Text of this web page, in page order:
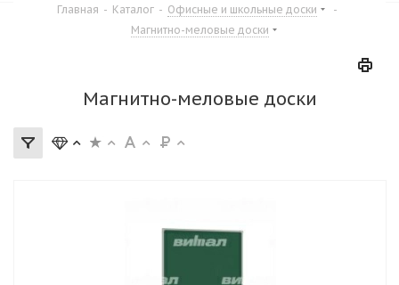
Главная - Каталог - Офисные и школьные доски
-
Магнитно-меловые доски
Магнитно-меловые доски